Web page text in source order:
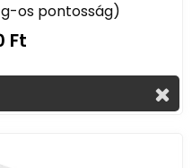
g-os pontosság)
Ft